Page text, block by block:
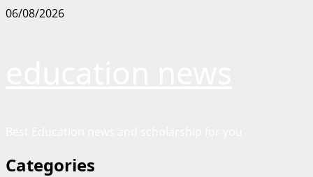
Skip
06/08/2026
Categories